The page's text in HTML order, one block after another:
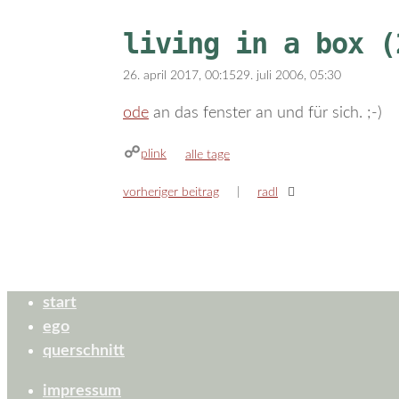
living in a box
26. april 2017, 00:1529. juli 2006, 05:30
ode an das fenster an und für sich. ;-)
plink kategorien
alle tage
vorheriger beitrag radl
start
ego
querschnitt
impressum